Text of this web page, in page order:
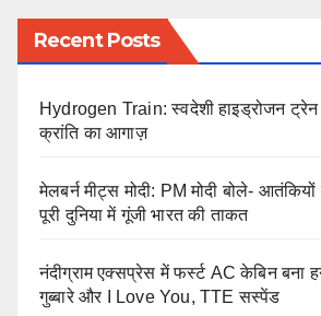
Recent Posts
Hydrogen Train: स्वदेशी हाइड्रोजन ट्रेन
क्रांति का आगाज़
मेलबर्न मीट्स मोदी: PM मोदी बोले-
पूरी दुनिया में गूंजी भारत की ताकत
नंदीग्राम एक्सप्रेस में फर्स्ट AC केबिन बना
गुब्बारे और I Love You, TTE सस्पेंड